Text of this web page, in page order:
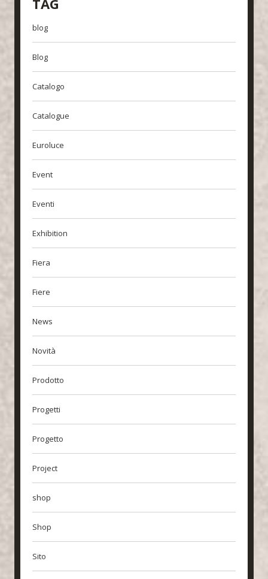
blog
Blog
Catalogo
Catalogue
Euroluce
Event
Eventi
Exhibition
Fiera
Fiere
News
Novità
Prodotto
Progetti
Progetto
Project
shop
Shop
Sito